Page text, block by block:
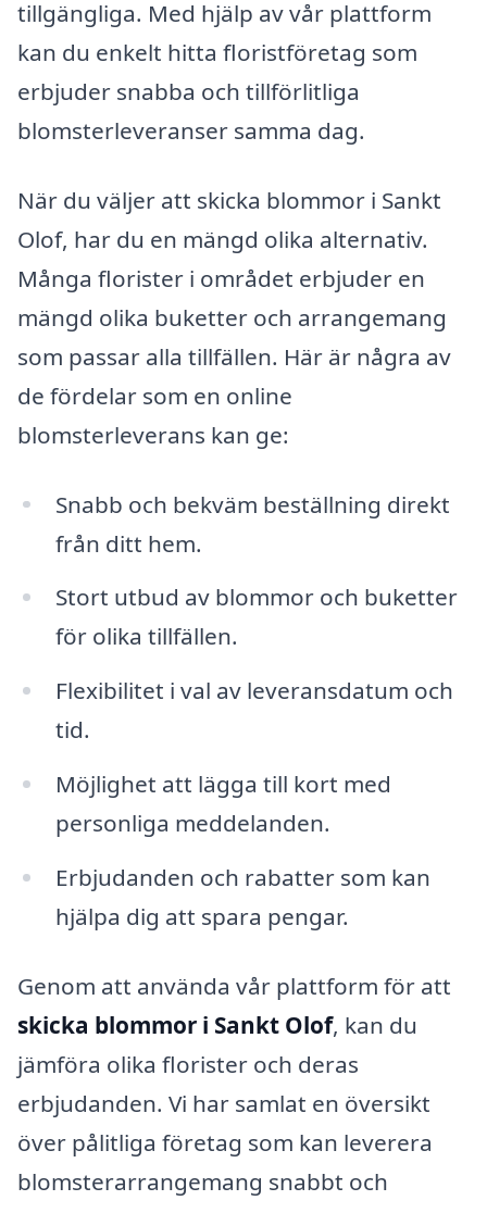
tillgängliga. Med hjälp av vår plattform
kan du enkelt hitta floristföretag som
erbjuder snabba och tillförlitliga
blomsterleveranser samma dag.
När du väljer att skicka blommor i Sankt
Olof, har du en mängd olika alternativ.
Många florister i området erbjuder en
mängd olika buketter och arrangemang
som passar alla tillfällen. Här är några av
de fördelar som en online
blomsterleverans kan ge:
Snabb och bekväm beställning direkt
från ditt hem.
Stort utbud av blommor och buketter
för olika tillfällen.
Flexibilitet i val av leveransdatum och
tid.
Möjlighet att lägga till kort med
personliga meddelanden.
Erbjudanden och rabatter som kan
hjälpa dig att spara pengar.
Genom att använda vår plattform för att
skicka blommor i Sankt Olof, kan du
jämföra olika florister och deras
erbjudanden. Vi har samlat en översikt
över pålitliga företag som kan leverera
blomsterarrangemang snabbt och